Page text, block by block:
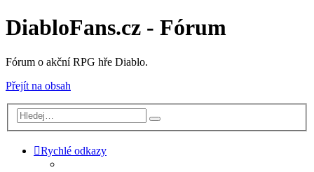
DiabloFans.cz - Fórum
Fórum o akční RPG hře Diablo.
Přejít na obsah
Rychlé odkazy